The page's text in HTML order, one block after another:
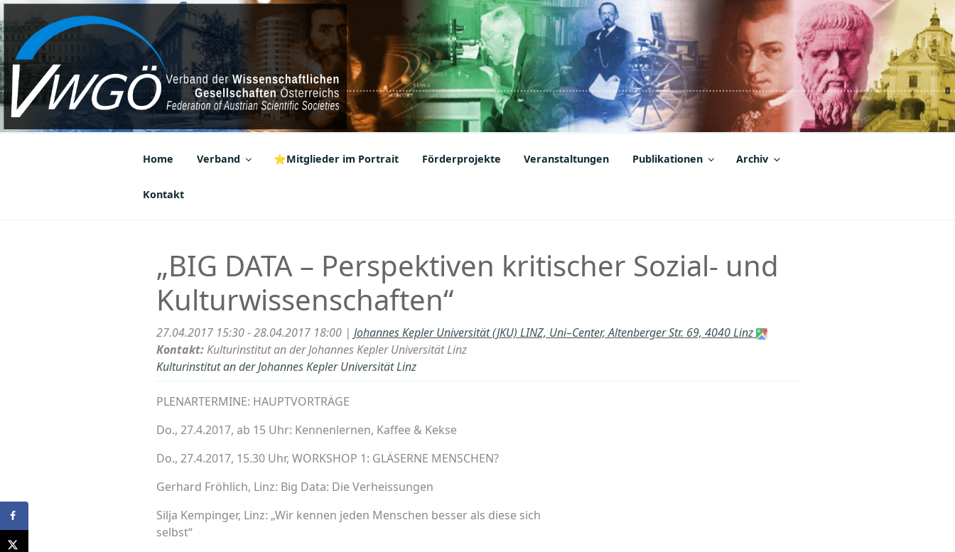
Zum
Inhalt
springen
VWGÖ
Federation of Austrian Scientific Societies
Home Verband ⭐Mitglieder im Portrait Förderprojekte Veranstaltungen Publikationen Archiv
Kontakt
„BIG DATA – Perspektiven kritischer Sozial- und
Kulturwissenschaften“
27.04.2017 15:30 - 28.04.2017 18:00 | Johannes Kepler Universität (JKU) LINZ, Uni–Center, Altenberger Str. 69, 4040 Linz
Kontakt:Kulturinstitut an der Johannes Kepler Universität Linz
Kulturinstitut an der Johannes Kepler Universität Linz
PLENARTERMINE: HAUPTVORTRÄGE
Do., 27.4.2017, ab 15 Uhr: Kennenlernen, Kaffee & Kekse
Do., 27.4.2017, 15.30 Uhr, WORKSHOP 1: GLÄSERNE MENSCHEN?
Gerhard Fröhlich, Linz: Big Data: Die Verheissungen
Silja Kempinger, Linz: „Wir kennen jeden Menschen besser als diese sich
selbst“